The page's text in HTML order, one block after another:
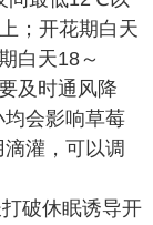
；开花期白天
白天18～
及时通风降
会影响草莓
灌，可以调
破休眠诱导开